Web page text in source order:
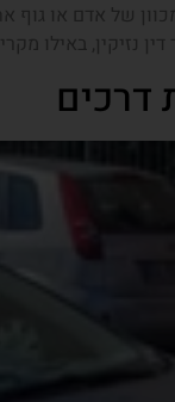
של אדם או גוף
נזיקין, באילו
דרכים